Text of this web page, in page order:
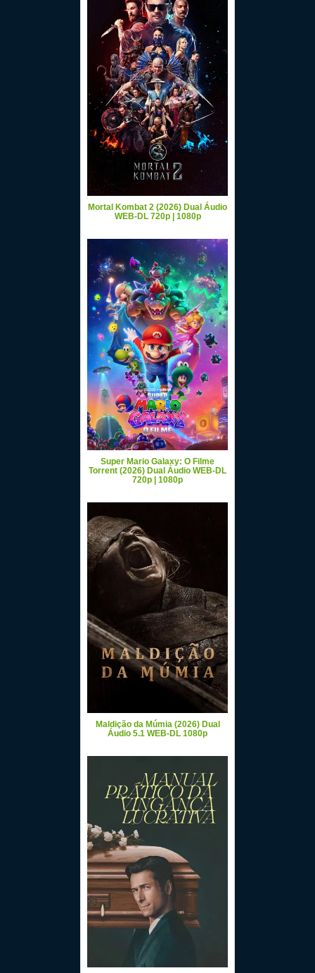
Mortal Kombat 2 (2026) Dual Áudio
WEB-DL 720p | 1080p
Super Mario Galaxy: O Filme
Torrent (2026) Dual Áudio WEB-DL
720p | 1080p
Maldição da Múmia (2026) Dual
Áudio 5.1 WEB-DL 1080p